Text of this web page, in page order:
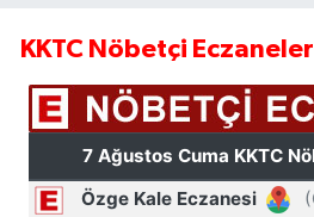
KKTC Nöbetçi Eczaneler